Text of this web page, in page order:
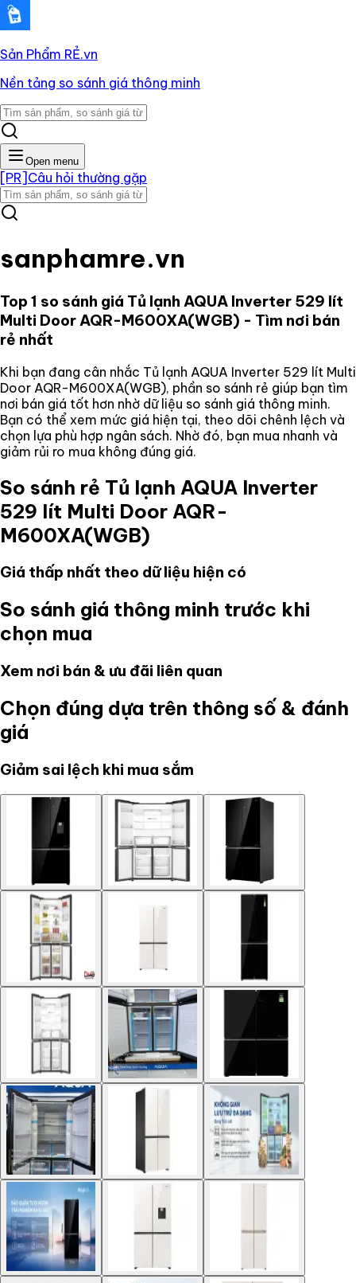
Sản Phẩm RẺ.vn
Nền tảng so sánh giá thông minh
Open menu
[PR] Câu hỏi thường gặp
sanphamre.vn
Top 1 so sánh giá Tủ lạnh AQUA Inverter 529 lít
Multi Door AQR-M600XA(WGB) - Tìm nơi bán
rẻ nhất
Khi bạn đang cân nhắc Tủ lạnh AQUA Inverter 529 lít Multi
Door AQR-M600XA(WGB), phần so sánh rẻ giúp bạn tìm
nơi bán giá tốt hơn nhờ dữ liệu so sánh giá thông minh.
Bạn có thể xem mức giá hiện tại, theo dõi chênh lệch và
chọn lựa phù hợp ngân sách. Nhờ đó, bạn mua nhanh và
giảm rủi ro mua không đúng giá.
So sánh rẻ Tủ lạnh AQUA Inverter
529 lít Multi Door AQR-
M600XA(WGB)
Giá thấp nhất theo dữ liệu hiện có
So sánh giá thông minh trước khi
chọn mua
Xem nơi bán & ưu đãi liên quan
Chọn đúng dựa trên thông số & đánh
giá
Giảm sai lệch khi mua sắm